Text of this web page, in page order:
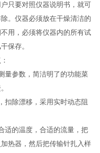
只要对照仪器说明书，就可
。仪器必须放在干燥清洁的
用，必须将仪器内的所有试
保存。
参数，简洁明了的功能菜
除漂移，采用实时动态阻
的温度，合适的流量，把
热器，然后把传输针扎入样